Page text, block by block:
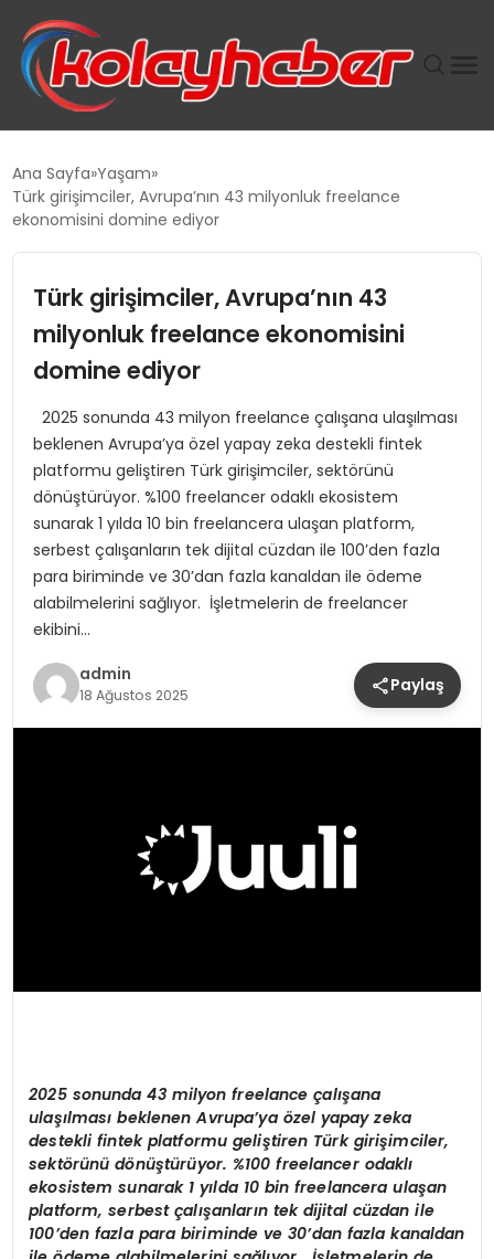
SUWEN’IN İSTIHDAM MODELI EKONOMIDE KADIN
TANYER YAPI ZEMIN MÜHENDISLIĞINDE HEDEF
BÜYÜTTÜ
TOROSLAR’DA PAZAR GERGİNLİĞİ!
Ana Sayfa Yaşam
Türk girişimciler, Avrupa’nın 43 milyonluk freelance
ekonomisini domine ediyor
Türk girişimciler, Avrupa’nın 43
milyonluk freelance ekonomisini
domine ediyor
2025 sonunda 43 milyon freelance çalışana ulaşılması
beklenen Avrupa’ya özel yapay zeka destekli fintek
platformu geliştiren Türk girişimciler, sektörünü
dönüştürüyor. %100 freelancer odaklı ekosistem
sunarak 1 yılda 10 bin freelancera ulaşan platform,
serbest çalışanların tek dijital cüzdan ile 100’den fazla
para biriminde ve 30’dan fazla kanaldan ile ödeme
alabilmelerini sağlıyor. İşletmelerin de freelancer
ekibini…
admin
18 Ağustos 2025 Paylaş
2025 sonunda 43 milyon freelance çalışana
ulaşılması beklenen Avrupa’ya özel yapay zeka
destekli fintek platformu geliştiren Türk girişimciler,
sektörünü dönüştürüyor. %100 freelancer odaklı
ekosistem sunarak 1 yılda 10 bin freelancera ulaşan
platform, serbest çalışanların tek dijital cüzdan ile
100’den fazla para biriminde ve 30’dan fazla kanaldan